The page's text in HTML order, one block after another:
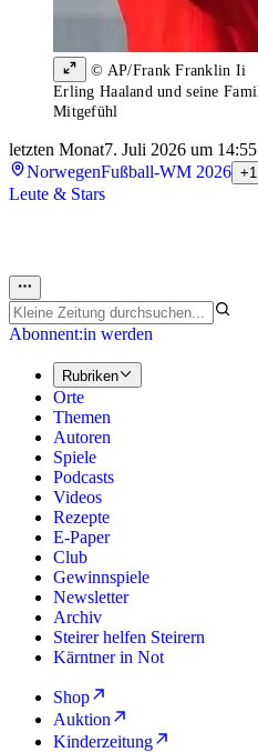
© AP/Frank Franklin Ii
Erling Haaland und seine
Mitgefühl
letzten Monat7. Juli 2026 um 14:55
NorwegenFußball-WM 2026 +1
Leute & Stars
Abonnent:in werden
Rubriken
Orte
Themen
Autoren
Spiele
Podcasts
Videos
Rezepte
E-Paper
Club
Gewinnspiele
Newsletter
Archiv
Steirer helfen Steirern
Kärntner in Not
Shop
Auktion
Kinderzeitung